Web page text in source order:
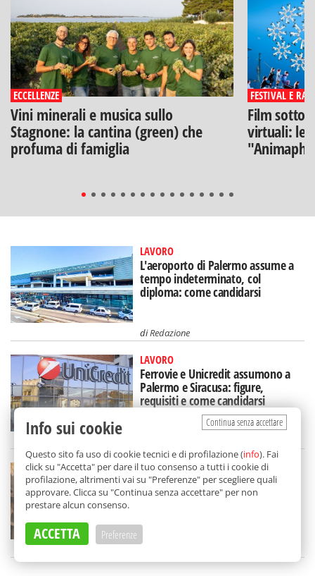
ECCELLENZE
Vini minerali e musica sullo
Stagnone: la cantina (green) che
profuma di famiglia
FESTIVAL E
Film sotto
virtuali: le
LAVORO
L'aeroporto di Palermo assume a
tempo indeterminato, col
diploma: come candidarsi
diRedazione
LAVORO
Ferrovie e Unicredit assumono a
Palermo e Siracusa: figure,
requisiti e come candidarsi
LAVORO
Il Comune di Palermo cerca
rilevatori per il censimento: i
Continua senza accettare
Info sui cookie
Questo sito fa uso di cookie tecnici e di profilazione (info). Fai
click su "Accetta" per dare il tuo consenso a tutti i cookie di
profilazione, altrimenti vai su "Preferenze" per scegliere quali
approvare. Clicca su "Continua senza accettare" per non
prestare alcun consenso.
ACCETTA Preferenze